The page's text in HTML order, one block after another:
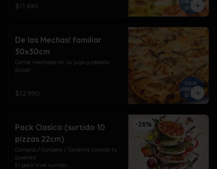
$11.690
De las Mechas! familiar
30x30cm
Carne mechada en su jugo y cebolla
dulce!
$12.990
-28%
Pack Clasico (surtido 10
pizzas 22cm)
Compra / Congela / Calienta cuando tu
quieras!
El pack trae surtido: